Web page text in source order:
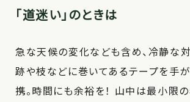
「道迷い」のときは
急な天候の変化なども含め、冷静な
跡や枝などに巻いてあるテープを手
携。時間にも余裕を！ 山中は最小限